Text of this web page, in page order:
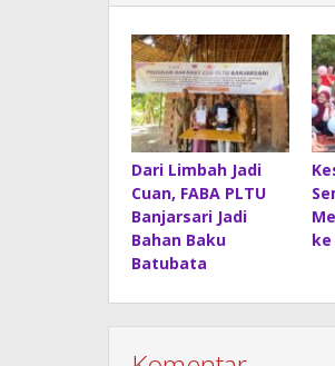
Dari Limbah Jadi
Cuan, FABA PLTU
Banjarsari Jadi
Bahan Baku
Batubata
ke